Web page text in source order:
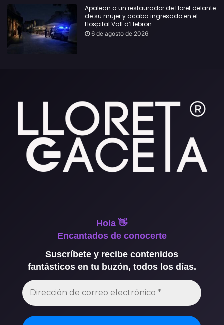
Apalean a un restaurador de Lloret delante
de su mujer y acaba ingresado en el
Hospital Vall d’Hebron
6 de agosto de 2026
Hola 👋
Encantados de conocerte
Suscríbete y recibe contenidos
fantásticos en tu buzón, todos los días.